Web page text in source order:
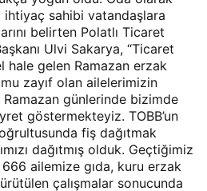
ihtiyaç sahibi vatandaşlara
belirten Polatlı Ticaret
Ulvi Sakarya, “Ticaret
hale gelen Ramazan erzak
zayıf olan ailelerimizin
günlerinde bizimde
göstermekteyiz. TOBB’un
fiş dağıtmak
dağıtmış olduk. Geçtiğimiz
ailemize gıda, kuru erzak
çalışmalar sonucunda